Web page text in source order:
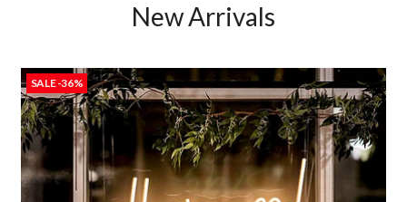
New Arrivals
SALE -36%